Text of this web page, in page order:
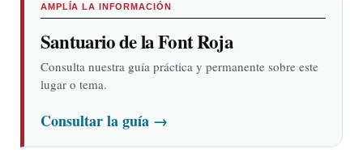
AMPLÍA LA INFORMACIÓN
Santuario de la Font Roja
Consulta nuestra guía práctica y permanente sobre este
lugar o tema.
Consultar la guía →